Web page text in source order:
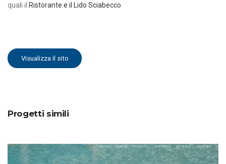
quali il Ristorante e il Lido Sciabecco
Visualizza il sito
Progetti simili